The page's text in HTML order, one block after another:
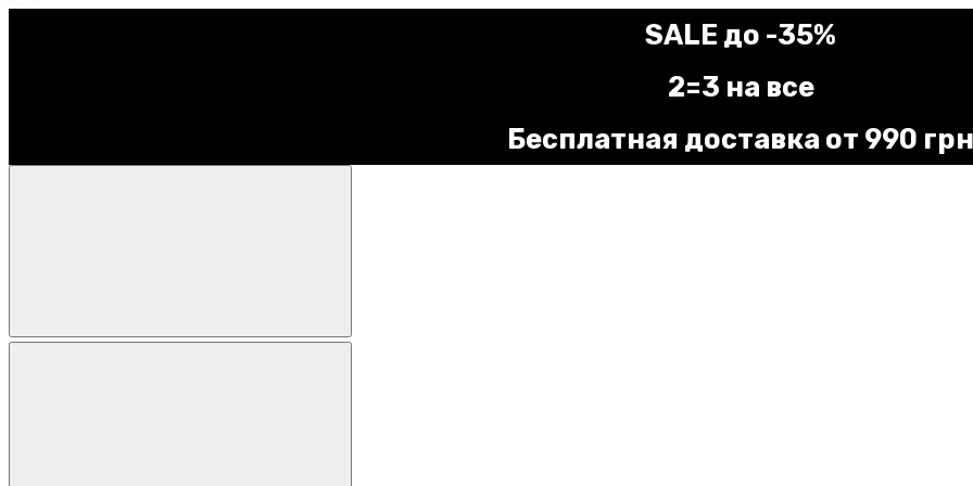
SALE до -35%
2=3 на все
Бесплатная доставка от 990 грн